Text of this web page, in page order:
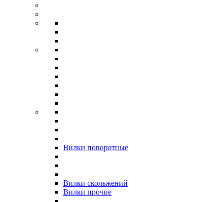
Вилки поворотные
Вилки скольжений
Вилки прочие